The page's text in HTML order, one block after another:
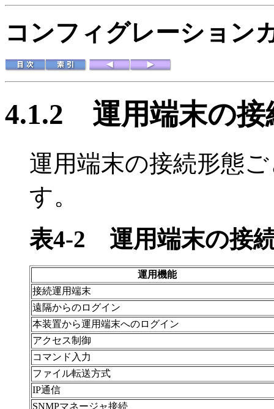
コンフィグレーション
4.1.2 運用端末の接
運用端末の接続形態
す。
表4-2 運用端末の接
運用機能
接続運用端末
遠隔からのログイン
本装置から運用端末へのログイン
アクセス制御
コマンド入力
ファイル転送方式
IP通信
SNMPマネージャ接続